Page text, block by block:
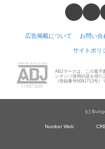
広告掲載について お問い合
サイトポリ
ABJマークは、この電子
ンテンツ使用許諾を得
（登録番号6091713号）
(c)
Number Web